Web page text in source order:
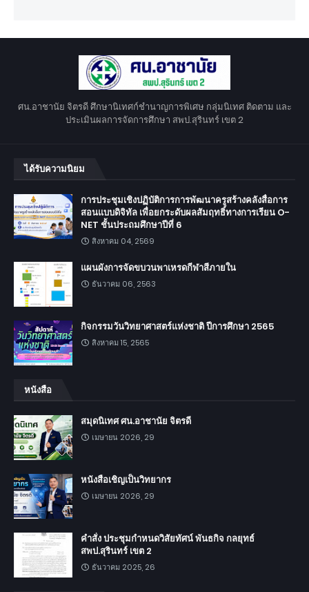
ศน.อาชานัย จิตรดี ศึกษานิเทศก์ชำนาญการพิเศษ กลุ่มนิเทศ ติดตาม และ
ประเมินผลการจัดการศึกษา สพป.สุรินทร์ เขต 2
ได้รับความนิยม
การประชุมเชิงปฏิบัติการการพัฒนาครูสร้างคลังสื่อการ
สอนแบบดิจิทัล เพื่อยกระดับผลสัมฤทธิ์ทางการเรียน O-
NET ชั้นประถมศึกษาปีที่ 6
สิงหาคม 04, 2569
แผนผังการจัดขบวนพาเหรดกีฬาสีภายใน
ธันวาคม 06, 2563
กิจกรรมวันวิทยาศาสตร์แห่งชาติ ปีการศึกษา 2565
สิงหาคม 15, 2565
หนังสือ
สมุดนิเทศ ศน.อาชานัย จิตรดี
เมษายน 2026, 29
หนังสือเชิญเป็นวิทยากร
เมษายน 2026, 29
คำสั่ง ประชุมกำหนดวิสัยทัศน์ พันธกิจ กลยุทธ์
สพป.สุรินทร์ เขต 2
ธันวาคม 2025, 26